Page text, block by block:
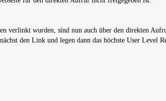
verlinkt wurden, sind nun auch über den direkten
den Link und legen dann das höchste User Level